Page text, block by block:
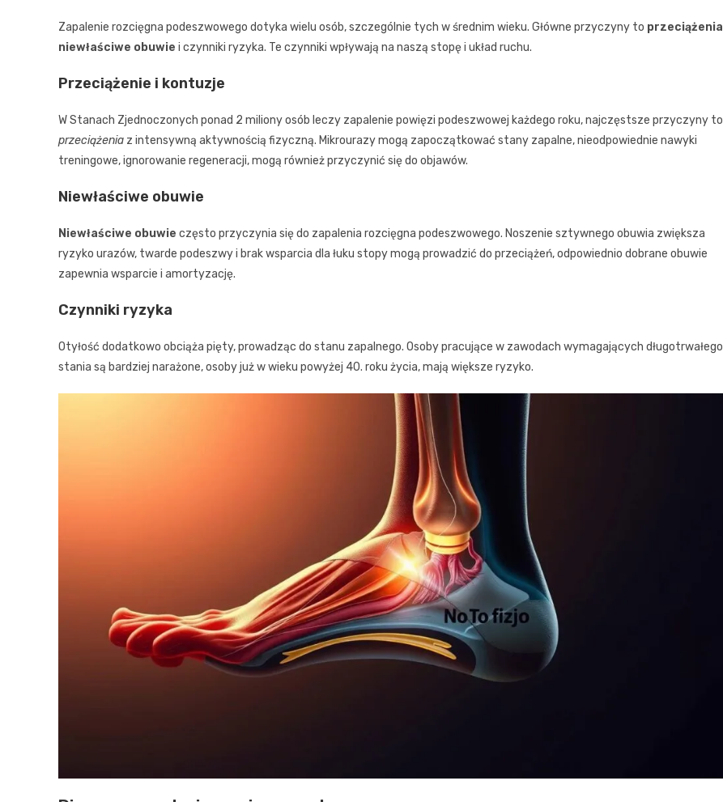
Zapalenie rozcięgna podeszwowego dotyka wielu osób, szczególnie tych w średnim wieku. Główne przyczyny to przeciążenia
niewłaściwe obuwie i czynniki ryzyka. Te czynniki wpływają na naszą stopę i układ ruchu.
Przeciążenie i kontuzje
W Stanach Zjednoczonych ponad 2 miliony osób leczy zapalenie powięzi podeszwowej każdego roku, najczęstsze przyczyny to
przeciążenia z intensywną aktywnością fizyczną. Mikrourazy mogą zapoczątkować stany zapalne, nieodpowiednie nawyki
treningowe, ignorowanie regeneracji, mogą również przyczynić się do objawów.
Niewłaściwe obuwie
Niewłaściwe obuwie często przyczynia się do zapalenia rozcięgna podeszwowego. Noszenie sztywnego obuwia zwiększa
ryzyko urazów, twarde podeszwy i brak wsparcia dla łuku stopy mogą prowadzić do przeciążeń, odpowiednio dobrane obuwie
zapewnia wsparcie i amortyzację.
Czynniki ryzyka
Otyłość dodatkowo obciąża pięty, prowadząc do stanu zapalnego. Osoby pracujące w zawodach wymagających długotrwałego
stania są bardziej narażone, osoby już w wieku powyżej 40. roku życia, mają większe ryzyko.